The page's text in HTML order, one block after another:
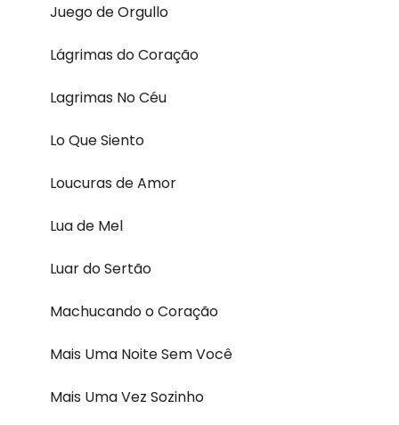
Juego de Orgullo
Lágrimas do Coração
Lagrimas No Céu
Lo Que Siento
Loucuras de Amor
Lua de Mel
Luar do Sertão
Machucando o Coração
Mais Uma Noite Sem Você
Mais Uma Vez Sozinho